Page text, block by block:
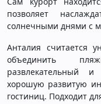
позволяет
солнечными днями с
Анталия считается
объединить
развлекательный
хорошую развитую
гостиниц. Подходит